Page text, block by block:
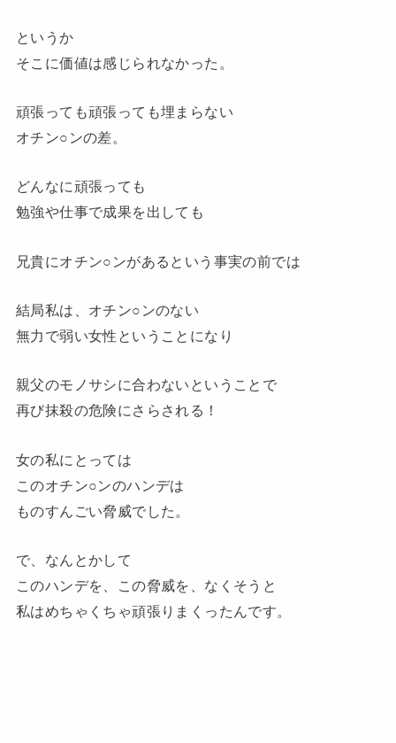
というか
そこに価値は感じられなかった。
頑張っても頑張っても埋まらない
オチン○ンの差。
どんなに頑張っても
勉強や仕事で成果を出しても
兄貴にオチン○ンがあるという事実の前では
結局私は、オチン○ンのない
無力で弱い女性ということになり
親父のモノサシに合わないということで
再び抹殺の危険にさらされる！
女の私にとっては
このオチン○ンのハンデは
ものすんごい脅威でした。
で、なんとかして
このハンデを、この脅威を、なくそうと
私はめちゃくちゃ頑張りまくったんです。